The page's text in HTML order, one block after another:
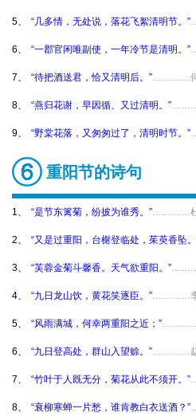
5、 “几多情，无处说，落花飞絮清明节。”
6、 “一郡官闲唯副使，一年冷节是清明。”
7、 “待把酒送君，恰又清明后。”…………何
8、 “燕归花谢，早因循、又过清明。”
9、 “野棠花落，又匆匆过了，清明时节。”
重阳节的诗句
1、 “是节东篱菊，纷披为谁秀。”…………杜
2、 “又是过重阳，台榭登临处，茱萸香坠
3、 “芙蓉金菊斗馨香。天气欲重阳。”
4、 “九日龙山饮，黄花笑逐臣。”…………李
5、 “风雨满城，何幸两重阳之近；”…………
6、 “九日登高处，群山入望赊。”…………赵
7、 “竹叶于人既无分，菊花从此不须开。”
8、 “衰柳寒蝉一片愁，谁肯教白衣送酒？”